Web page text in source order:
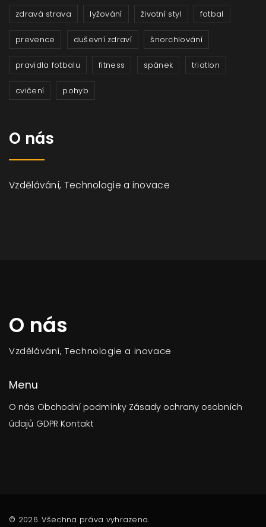
zdravá strava lyžování životní styl fotbal
prevence duševní zdraví šnorchlování
pravidla fotbalu fitness spánek triatlon
cvičení pohyb
O nás
Vzdělávání, Technologie a inovace
O nás
Vzdělávání, Technologie a inovace
Menu
O nás Obchodní podmínky Zásady ochrany osobních
údajů GDPR Kontakt
© 2026. Všechna práva vyhrazena.